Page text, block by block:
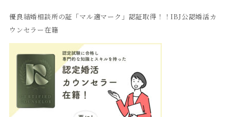
優良結婚相談所の証「マル適マーク」認証取得！！IBJ公認婚活カ
ウンセラー在籍